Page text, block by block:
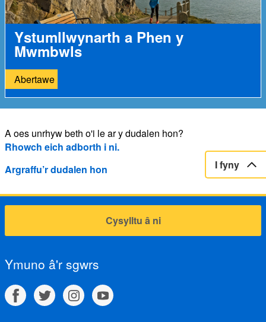
Ystumllwynarth a Phen y
Mwmbwls
Abertawe
A oes unrhyw beth o'i le ar y dudalen hon?
Rhowch eich adborth i ni.
Argraffu’r dudalen hon
I fyny
Cysylltu â ni
Ymuno â'r sgwrs